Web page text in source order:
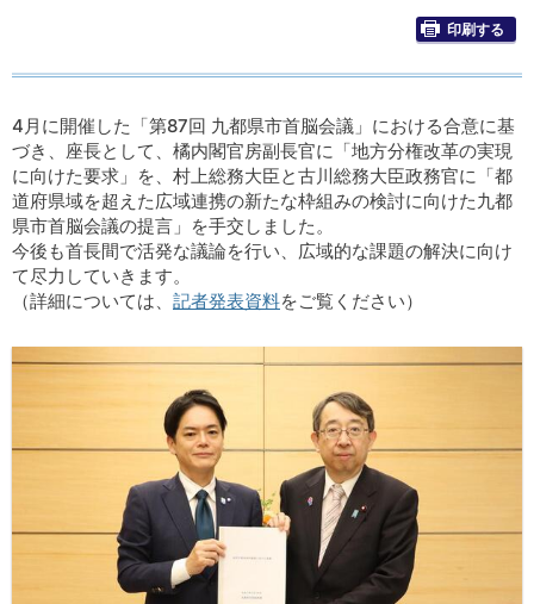
印刷する
4月に開催した「第87回 九都県市首脳会議」における合意に基
づき、座長として、橘内閣官房副長官に「地方分権改革の実現
に向けた要求」を、村上総務大臣と古川総務大臣政務官に「都
道府県域を超えた広域連携の新たな枠組みの検討に向けた九都
県市首脳会議の提言」を手交しました。
今後も首長間で活発な議論を行い、広域的な課題の解決に向け
て尽力していきます。
（詳細については、 記者発表資料をご覧ください）